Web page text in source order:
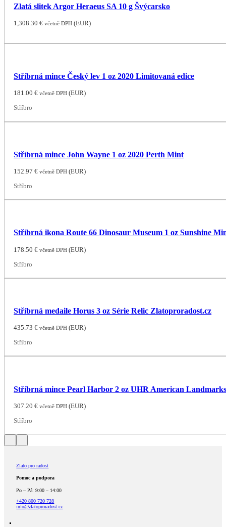
Zlatá slitek Argor Heraeus SA 10 g Švýcarsko
1,308.30€ včetně DPH (EUR)
Stříbrná mince Český lev 1 oz 2020 Limitovaná edice
181.00€ včetně DPH (EUR)
Stříbro
Stříbrná mince John Wayne 1 oz 2020 Perth Mint
152.97€ včetně DPH (EUR)
Stříbro
Stříbrná ikona Route 66 Dinosaur Museum 1 oz Sunshine
178.50€ včetně DPH (EUR)
Stříbro
Stříbrná medaile Horus 3 oz Série Relic Zlatoproradost.cz
435.73€ včetně DPH (EUR)
Stříbro
Stříbrná mince Pearl Harbor 2 oz UHR American
307.20€ včetně DPH (EUR)
Stříbro
Zlato pro radost
Pomoc a podpora
Po – Pá: 9:00 – 14:00
+420 800 720 728
info@zlatoproradost.cz